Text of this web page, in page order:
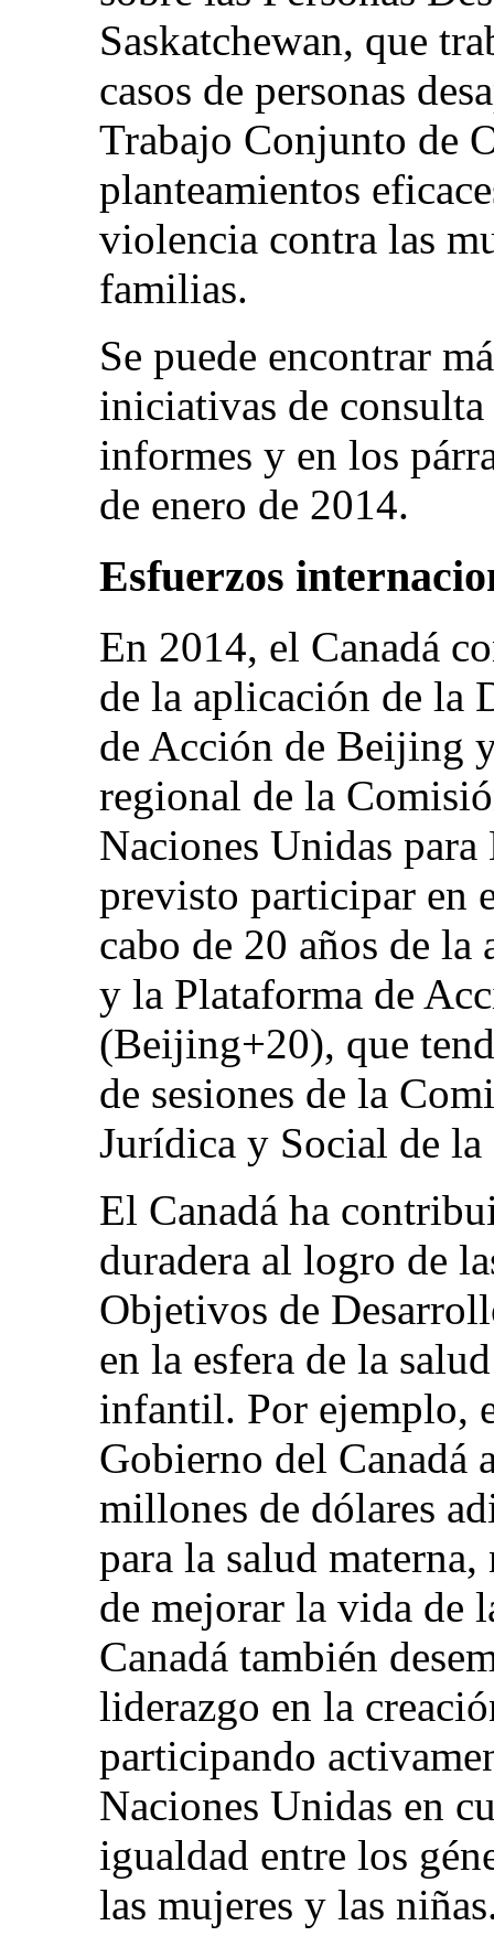
Saskatchewan, que
casos de personas
Trabajo Conjunto de
planteamientos
violencia contra las
familias.
Se puede encontrar
iniciativas de
informes y en los
de enero de 2014.
Esfuerzos
En 2014, el Canadá
de la aplicación de la
de Acción de Beijing
regional de la
Naciones Unidas
previsto participar en
cabo de 20 años de
y la Plataforma de
(Beijing+20), que
de sesiones de la
Jurídica y Social de
El Canadá ha
duradera al logro de
Objetivos de
en la esfera de la
infantil. Por ejemplo,
Gobierno del Canadá
millones de dólares
para la salud
de mejorar la vida de
Canadá también
liderazgo en la
participando
Naciones Unidas en
igualdad entre los
las mujeres y las